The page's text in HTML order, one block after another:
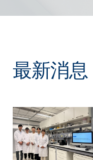
最新消息